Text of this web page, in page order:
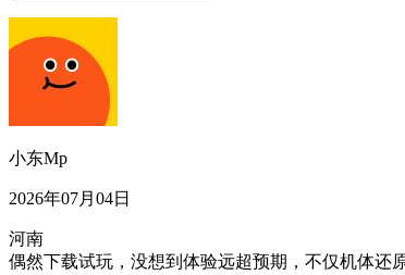
小东Mp
2026年07月04日
河南
偶然下载试玩，没想到体验远超预期，不仅机体还